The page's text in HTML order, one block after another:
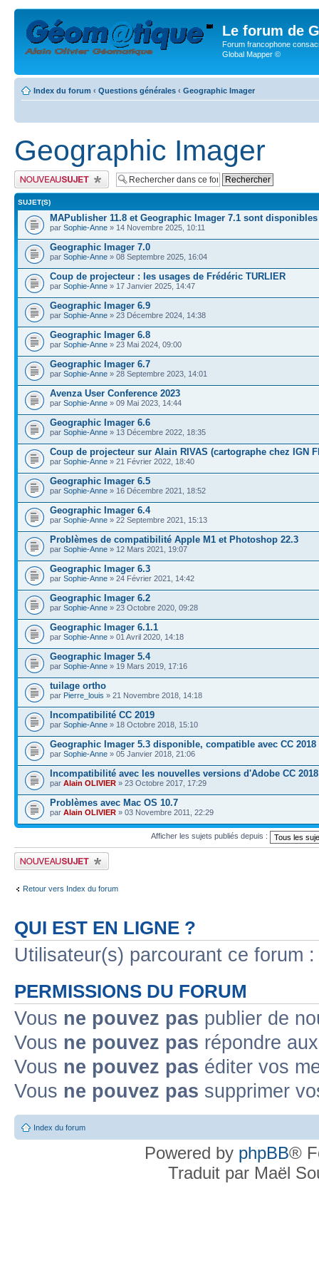
Le forum de
Forum francophone
Global Mapper ©
Index du forum ‹ Questions générales ‹ Geographic Imager
Geographic Imager
Publier un nouveau sujet
SUJET(S)
MAPublisher 11.8 et Geographic Imager 7.1 sont disponibles
par Sophie-Anne » 14 Novembre 2025, 10:11
Geographic Imager 7.0
par Sophie-Anne » 08 Septembre 2025, 16:04
Coup de projecteur : les usages de Frédéric TURLIER
par Sophie-Anne » 17 Janvier 2025, 14:47
Geographic Imager 6.9
par Sophie-Anne » 23 Décembre 2024, 14:38
Geographic Imager 6.8
par Sophie-Anne » 23 Mai 2024, 09:00
Geographic Imager 6.7
par Sophie-Anne » 28 Septembre 2023, 14:01
Avenza User Conference 2023
par Sophie-Anne » 09 Mai 2023, 14:44
Geographic Imager 6.6
par Sophie-Anne » 13 Décembre 2022, 18:35
Coup de projecteur sur Alain RIVAS (cartographe chez IGN
par Sophie-Anne » 21 Février 2022, 18:40
Geographic Imager 6.5
par Sophie-Anne » 16 Décembre 2021, 18:52
Geographic Imager 6.4
par Sophie-Anne » 22 Septembre 2021, 15:13
Problèmes de compatibilité Apple M1 et Photoshop 22.3
par Sophie-Anne » 12 Mars 2021, 19:07
Geographic Imager 6.3
par Sophie-Anne » 24 Février 2021, 14:42
Geographic Imager 6.2
par Sophie-Anne » 23 Octobre 2020, 09:28
Geographic Imager 6.1.1
par Sophie-Anne » 01 Avril 2020, 14:18
Geographic Imager 5.4
par Sophie-Anne » 19 Mars 2019, 17:16
tuilage ortho
par Pierre_louis » 21 Novembre 2018, 14:18
Incompatibilité CC 2019
par Sophie-Anne » 18 Octobre 2018, 15:10
Geographic Imager 5.3 disponible, compatible avec CC 2018
par Sophie-Anne » 05 Janvier 2018, 21:06
Incompatibilité avec les nouvelles versions d'Adobe CC 2018
par Alain OLIVIER » 23 Octobre 2017, 17:29
Problèmes avec Mac OS 10.7
par Alain OLIVIER » 03 Novembre 2011, 22:29
Afficher les sujets publiés depuis :
Publier un nouveau sujet
Retour vers Index du forum
QUI EST EN LIGNE ?
Utilisateur(s) parcourant ce forum
PERMISSIONS DU FORUM
Vous ne pouvez pas publier de
Vous ne pouvez pas répondre
Vous ne pouvez pas éditer vos
Vous ne pouvez pas supprimer
Index du forum
Powered by phpBB®
Traduit par Maël